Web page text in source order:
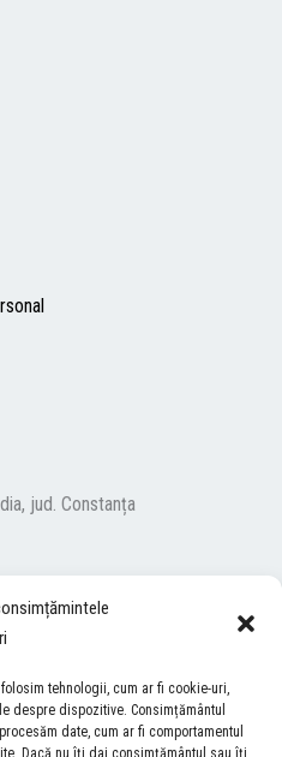
tehnologii, cum ar fi cookie-uri,
despre dispozitive. Consimțământul
date, cum ar fi comportamentul
Dacă nu îți dai consimțământul sau îți
jud. Constanța
Y
u
t
u
I
s
t
a